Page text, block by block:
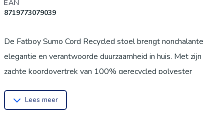
EAN
8719773079039
De Fatboy Sumo Cord Recycled stoel brengt nonchalante
elegantie en verantwoorde duurzaamheid in huis. Met zijn
zachte koordovertrek van 100% gerecycled polyester
grondstofbesparende productie. Of het nu in de woonkamer,
Lees meer